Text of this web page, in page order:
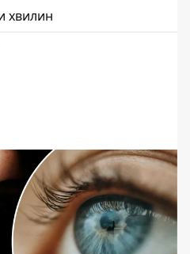
хвилин